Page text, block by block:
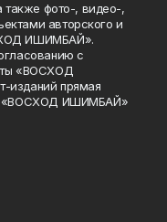
также фото-, видео-,
авторского и
ИШИМБАЙ».
с
«ВОСХОД
изданий прямая
«ВОСХОД ИШИМБАЙ»